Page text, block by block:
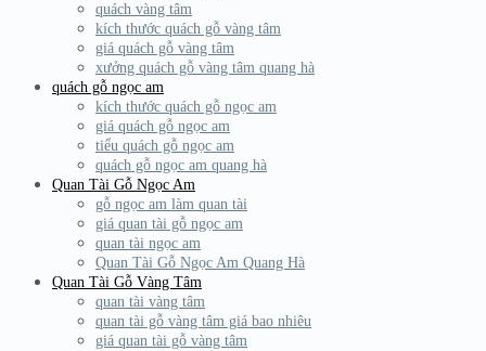
quách vàng tâm
kích thước quách gỗ vàng tâm
giá quách gỗ vàng tâm
xưởng quách gỗ vàng tâm quang hà
quách gỗ ngọc am
kích thước quách gỗ ngọc am
giá quách gỗ ngọc am
tiểu quách gỗ ngọc am
quách gỗ ngọc am quang hà
Quan Tài Gỗ Ngọc Am
gỗ ngọc am làm quan tài
giá quan tài gỗ ngọc am
quan tài ngọc am
Quan Tài Gỗ Ngọc Am Quang Hà
Quan Tài Gỗ Vàng Tâm
quan tài vàng tâm
quan tài gỗ vàng tâm giá bao nhiêu
giá quan tài gỗ vàng tâm